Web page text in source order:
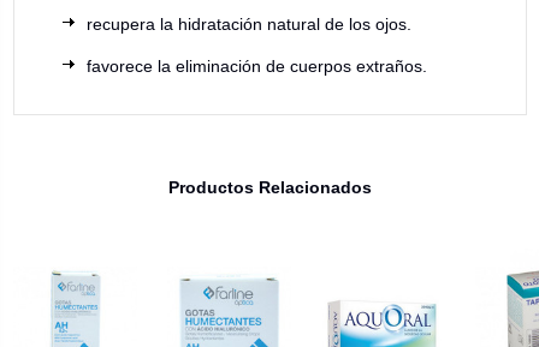
recupera la hidratación natural de los ojos.
favorece la eliminación de cuerpos extraños.
Productos Relacionados